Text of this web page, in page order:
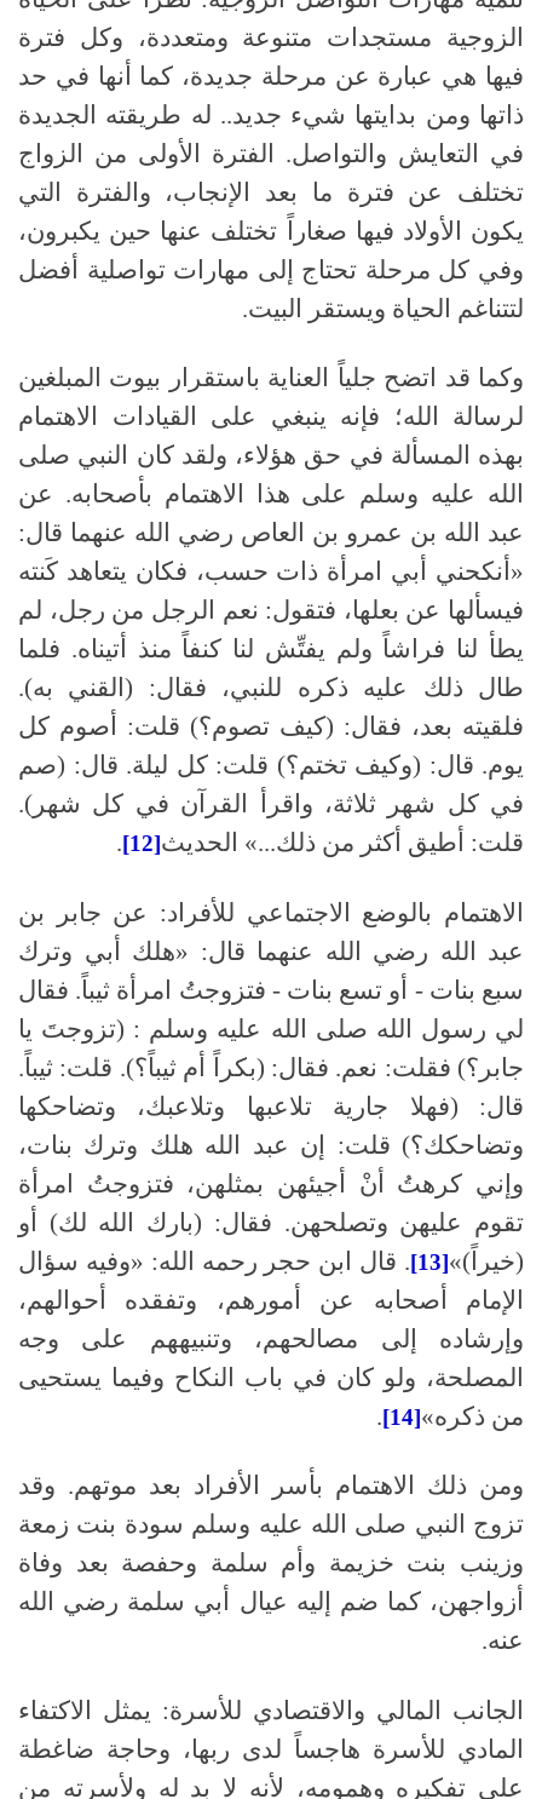
الزوجية مستجدات متنوعة ومتعددة، وكل فترة
فيها هي عبارة عن مرحلة جديدة، كما أنها في حد
ذاتها ومن بدايتها شيء جديد.. له طريقته الجديدة
في التعايش والتواصل.
الفترة الأولى من الزواج
تختلف عن فترة ما بعد الإنجاب، والفترة التي
يكون الأولاد فيها صغاراً تختلف عنها حين يكبرون،
وفي كل مرحلة تحتاج إلى مهارات تواصلية أفضل
لتتناغم الحياة ويستقر البيت.
وكما قد اتضح جلياً العناية باستقرار بيوت المبلغين
لرسالة الله؛ فإنه ينبغي على القيادات الاهتمام
بهذه المسألة في حق هؤلاء، ولقد كان النبي صلى
الله عليه وسلم على هذا الاهتمام بأصحابه. عن
عبد الله بن عمرو بن العاص رضي الله عنهما قال:
«أنكحني أبي امرأة ذات حسب، فكان يتعاهد كَنته
فيسألها عن بعلها، فتقول: نعم الرجل من رجل، لم
يطأ لنا فراشاً ولم يفتِّش لنا كنفاً منذ أتيناه. فلما
طال ذلك عليه ذكره للنبي، فقال: (القني به).
فلقيته بعد، فقال: (كيف تصوم؟) قلت:
أصوم كل
يوم. قال: (وكيف تختم؟) قلت:كل ليلة. قال: (صم
في كل شهر ثلاثة، واقرأ القرآن في كل شهر).
قلت: أطيق أكثر من ذلك...» الحديث[12]
.
الاهتمام بالوضع الاجتماعي للأفراد: عن جابر بن
عبد الله رضي الله عنهما قال: «هلك أبي وترك
سبع بنات - أو تسع بنات - فتزوجتُ امرأة ثيباً. فقال
لي رسول الله صلى الله عليه وسلم : (تزوجتَ يا
جابر؟) فقلت: نعم. فقال: (بكراً أم ثيباً؟). قلت: ثيباً.
قال: (فهلا جارية تلاعبها وتلاعبك، وتضاحكها
وتضاحكك؟) قلت:
إن عبد الله هلك وترك بنات،
وإني كرهتُ أنْ أجيئهن بمثلهن، فتزوجتُ امرأة
تقوم عليهن وتصلحهن. فقال: (بارك الله لك) أو
(خيراً)»[13]
. قال ابن حجر رحمه الله: «وفيه سؤال
الإمام أصحابه عن أمورهم، وتفقده أحوالهم،
وإرشاده إلى مصالحهم، وتنبيههم على وجه
المصلحة، ولو كان في باب النكاح وفيما يستحيى
من ذكره»[14]
.
ومن ذلك الاهتمام بأسر الأفراد بعد موتهم. وقد
تزوج النبي صلى الله عليه وسلم سودة بنت زمعة
وزينب بنت خزيمة وأم سلمة وحفصة بعد وفاة
أزواجهن، كما ضم إليه عيال أبي سلمة رضي الله
عنه.
الجانب المالي والاقتصادي للأسرة: يمثل الاكتفاء
المادي للأسرة هاجساً لدى ربها، وحاجة ضاغطة
على تفكيره وهمومه، لأنه لا بد له ولأسرته من